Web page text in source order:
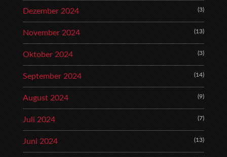
Dezember 2024 (3)
November 2024 (13)
Oktober 2024 (3)
September 2024 (14)
August 2024 (9)
Juli 2024 (7)
Juni 2024 (13)